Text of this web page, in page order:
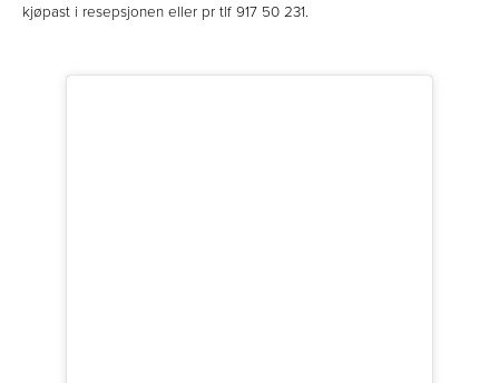
kjøpast i resepsjonen eller pr tlf 917 50 231.